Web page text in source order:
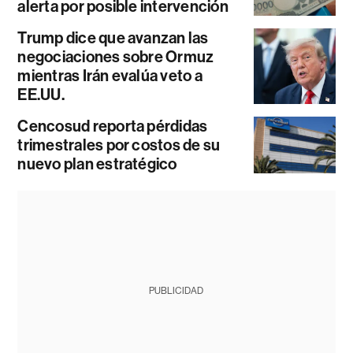
alerta por posible intervención
Trump dice que avanzan las
negociaciones sobre Ormuz
mientras Irán evalúa veto a
EE.UU.
Cencosud reporta pérdidas
trimestrales por costos de su
nuevo plan estratégico
PUBLICIDAD